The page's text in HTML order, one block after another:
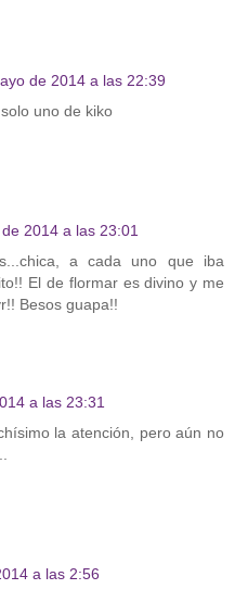
de 2014 a las 22:39
uno de kiko
2014 a las 23:01
a cada uno que iba
El de flormar es divino y me
Besos guapa!!
a las 23:31
la atención, pero aún no
a las 2:56